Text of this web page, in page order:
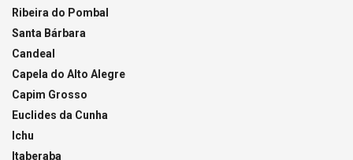
Ribeira do Pombal
Santa Bárbara
Candeal
Capela do Alto Alegre
Capim Grosso
Euclides da Cunha
Ichu
Itaberaba